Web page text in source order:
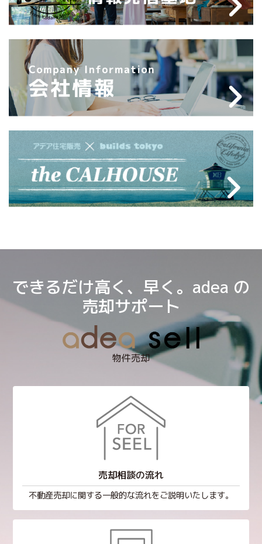
できるだけ高く、早く。adea の
売却サポート
物件売却
売却相談の流れ
不動産売却に関する一般的な流れをご説明いたします。